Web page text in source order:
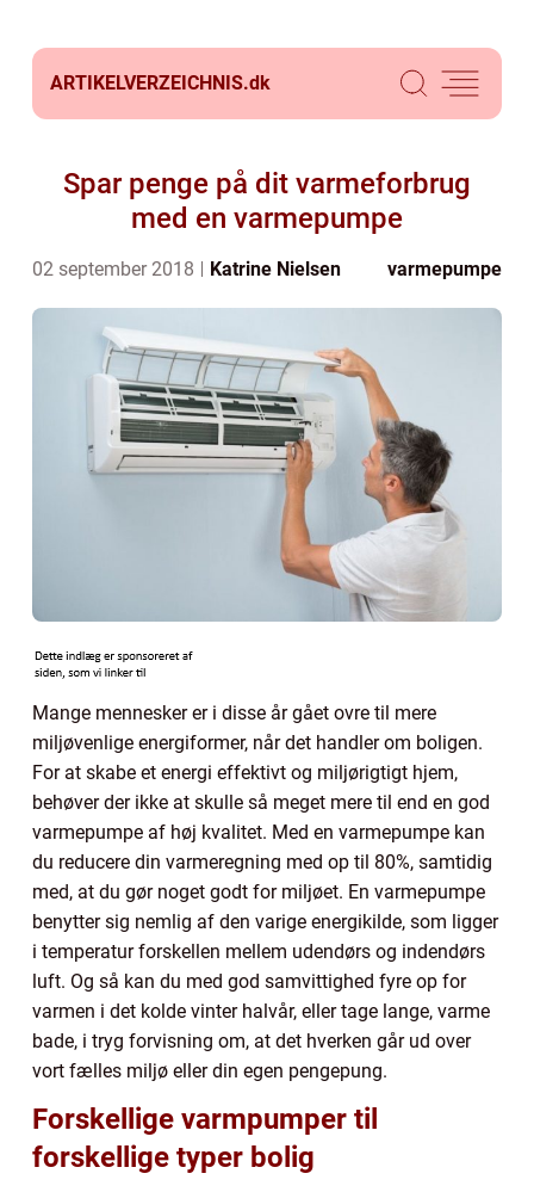
ARTIKELVERZEICHNIS.dk
Spar penge på dit varmeforbrug
med en varmepumpe
02 september 2018 Katrine Nielsen varmepumpe
Mange mennesker er i disse år gået ovre til mere
miljøvenlige energiformer, når det handler om boligen.
For at skabe et energi effektivt og miljørigtigt hjem,
behøver der ikke at skulle så meget mere til end en god
varmepumpe af høj kvalitet. Med en varmepumpe kan
du reducere din varmeregning med op til 80%, samtidig
med, at du gør noget godt for miljøet. En varmepumpe
benytter sig nemlig af den varige energikilde, som ligger
i temperatur forskellen mellem udendørs og indendørs
luft. Og så kan du med god samvittighed fyre op for
varmen i det kolde vinter halvår, eller tage lange, varme
bade, i tryg forvisning om, at det hverken går ud over
vort fælles miljø eller din egen pengepung.
Forskellige varmpumper til
forskellige typer bolig